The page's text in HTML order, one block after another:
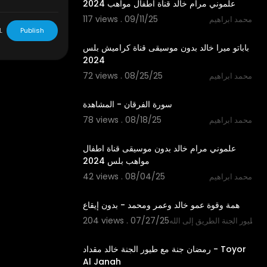
علموني مرام خالد قناة اطفال مواهب 2024
117 views . 09/11/25
محمد ابراهيم
باباتو ميرا خالد بدون موسيقى قناة كراميش بلس
2024
72 views . 08/25/25
محمد ابراهيم
سورة الفرقان - المشاهدة
78 views . 08/18/25
محمد ابراهيم
علموني مرام خالد بدون موسيقى قناة اطفال
مواهب بلس 2024
42 views . 08/04/25
محمد ابراهيم
همة وقوة عمو خالد وعمر ومحمد - بدون إيقاع
204 views . 07/27/25طيور الجنة الطريق إلى الله
رمضان جنة مع طيور الجنة خالد مقداد - Toyor
Al Janah
Publish